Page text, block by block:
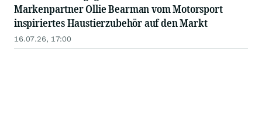
Markenpartner Ollie Bearman vom Motorsport
inspiriertes Haustierzubehör auf den Markt
16.07.26, 17:00